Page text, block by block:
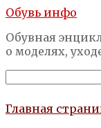
Перейти
контенту
Обувь инфо
Обувная
о моделях,
Главная